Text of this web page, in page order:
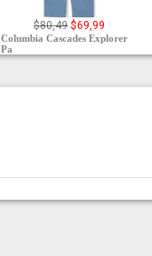
$80,49 $69,99
Columbia Cascades Explorer
Pa